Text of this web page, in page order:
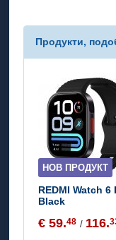
Продукти,
НОВ ПРОДУКТ
REDMI Watch 6
Black
€ 59.48 / 116.